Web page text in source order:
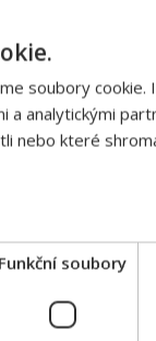
SMS.
kliknutím na
777 555,
soubory cookie.
a analytickými
nebo které
Funkční soubory